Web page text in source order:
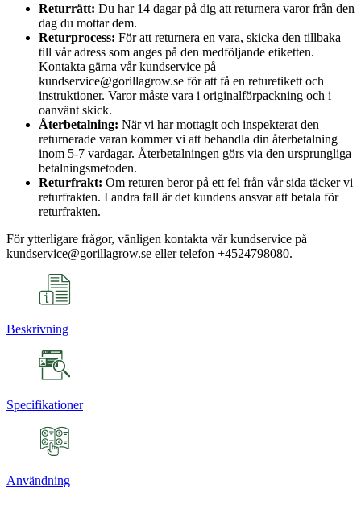
Returrätt: Du har 14 dagar på dig att returnera varor från den
dag du mottar dem.
Returprocess: För att returnera en vara, skicka den tillbaka
till vår adress som anges på den medföljande etiketten.
Kontakta gärna vår kundservice på
kundservice@gorillagrow.se för att få en returetikett och
instruktioner. Varor måste vara i originalförpackning och i
oanvänt skick.
Återbetalning: När vi har mottagit och inspekterat den
returnerade varan kommer vi att behandla din återbetalning
inom 5-7 vardagar. Återbetalningen görs via den ursprungliga
betalningsmetoden.
Returfrakt: Om returen beror på ett fel från vår sida täcker vi
returfrakten. I andra fall är det kundens ansvar att betala för
returfrakten.
För ytterligare frågor, vänligen kontakta vår kundservice på
kundservice@gorillagrow.se eller telefon +4524798080.
Beskrivning
Specifikationer
Användning